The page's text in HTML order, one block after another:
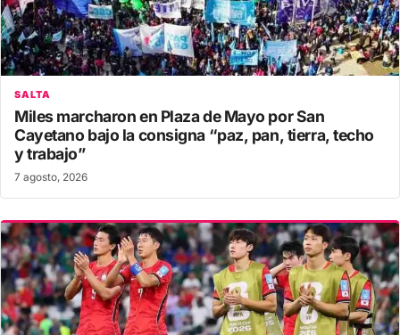
SALTA
Miles marcharon en Plaza de Mayo por San
Cayetano bajo la consigna “paz, pan, tierra, techo
y trabajo”
7 agosto, 2026